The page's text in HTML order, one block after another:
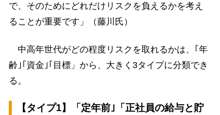
で、そのためにどれだけリスクを負えるかを考え
ることが重要です」（藤川氏）
中高年世代がどの程度リスクを取れるかは、｢年
齢｣｢資金｣｢目標」から、大きく3タイプに分類でき
る。
【タイプ1】「定年前｣「正社員の給与と貯